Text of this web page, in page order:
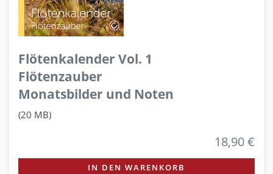
Flötenkalender Vol. 1
Flötenzauber
Monatsbilder und Noten
(20 MB)
18,90 €
IN DEN WARENKORB